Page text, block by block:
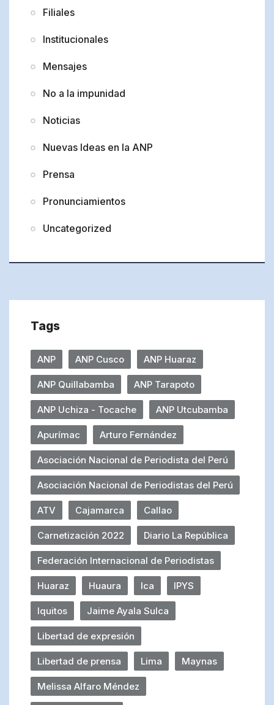
Filiales
Institucionales
Mensajes
No a la impunidad
Noticias
Nuevas Ideas en la ANP
Prensa
Pronunciamientos
Uncategorized
Tags
ANP ANP Cusco ANP Huaraz
ANP Quillabamba ANP Tarapoto
ANP Uchiza - Tocache ANP Utcubamba
Apurímac Arturo Fernández
Asociación Nacional de Periodista del Perú
Asociación Nacional de Periodistas del Perú
ATV Cajamarca Callao
Carnetización 2022 Diario La República
Federación Internacional de Periodistas
Huaraz Huaura Ica IPYS
Iquitos Jaime Ayala Sulca
Libertad de expresión
Libertad de prensa Lima Maynas
Melissa Alfaro Méndez